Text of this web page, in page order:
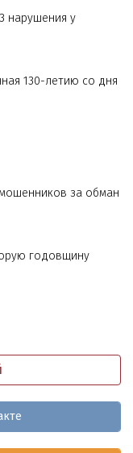
нарушения у
130-летию со дня
за обман
годовщину